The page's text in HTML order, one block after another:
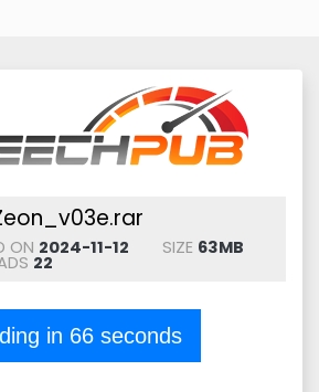
ON 2024-11-12 SIZE 63MB
22
in 66seconds